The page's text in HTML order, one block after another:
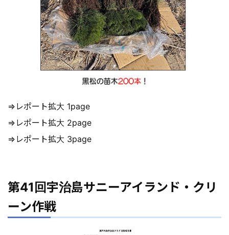
⇒レポート拡大 1page
⇒レポート拡大 2page
⇒レポート拡大 3page
第41回宇治島サニーアイランド・クリ
ーン作戦